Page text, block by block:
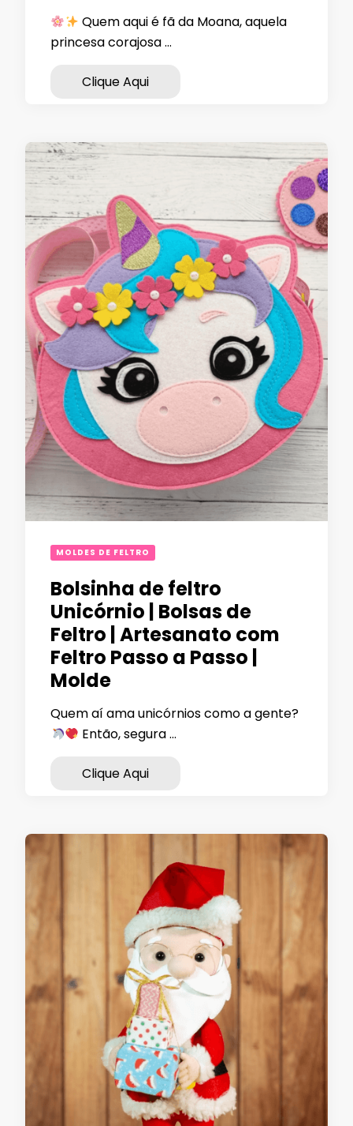
Quem aqui é fã da Moana, aquela
princesa corajosa …
Clique Aqui
MOLDES DE FELTRO
Bolsinha de feltro
Unicórnio | Bolsas de
Feltro | Artesanato com
Feltro Passo a Passo |
Molde
Quem aí ama unicórnios como a gente?
Então, segura …
Clique Aqui